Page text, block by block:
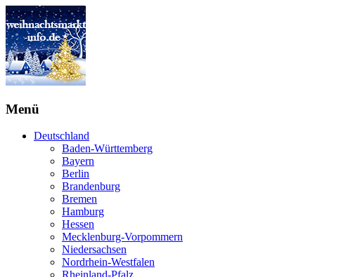
Menü
Deutschland
Baden-Württemberg
Bayern
Berlin
Brandenburg
Bremen
Hamburg
Hessen
Mecklenburg-Vorpommern
Niedersachsen
Nordrhein-Westfalen